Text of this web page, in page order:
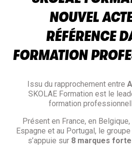
NOUVEL
RÉFÉRENCE
FORMATION
Issu du rapprochement entre
SKOLAE Formation est le
formation
Présent en France, en
Espagne et au Portugal, le groupe
s’appuie sur 8 marques